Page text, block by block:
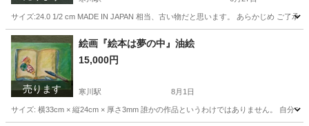
サイズ:24.0 1/2 cm MADE IN JAPAN 相当、古い物だと思います。 あらかじめ ご了
神奈川 高座郡 寒川駅 靴 需要
売ります
絵画『絵本は夢の中』油絵
15,000円
寒川駅 8月1日
サイズ: 横33cm × 縦24cm × 厚さ3mm 誰かの作品というわけではありません。 自分